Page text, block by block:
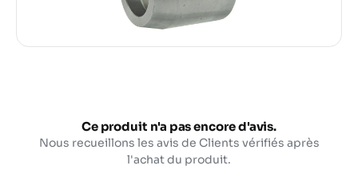
Ce produit n'a pas encore d'avis.
Nous recueillons les avis de Clients vérifiés après
l'achat du produit.